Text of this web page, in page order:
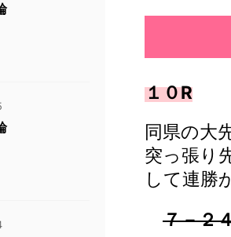
１０R
同県の大
突っ張り
して連勝
７－２